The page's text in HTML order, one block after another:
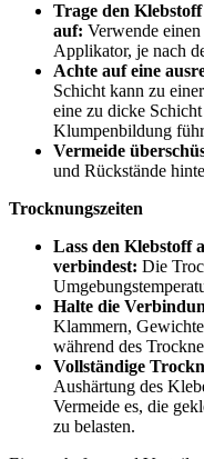
Trage den
auf: Verwende
Applikator, je nach
Achte auf eine
Schicht kann zu
eine zu dicke
Klumpenbildung
Vermeide
und Rückstände
Trocknungszeiten
Lass den Klebstoff
verbindest: Die
Halte die
Klammern,
während des
Vollständige
Aushärtung des
Vermeide es, die
zu belasten.